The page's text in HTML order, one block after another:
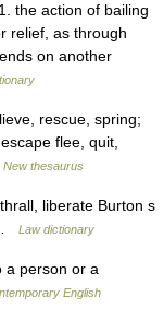
the action of bailing
relief, as through
on another
rescue, spring;
flee, quit,
New thesaurus
liberate Burton s
Law dictionary
person or a
English